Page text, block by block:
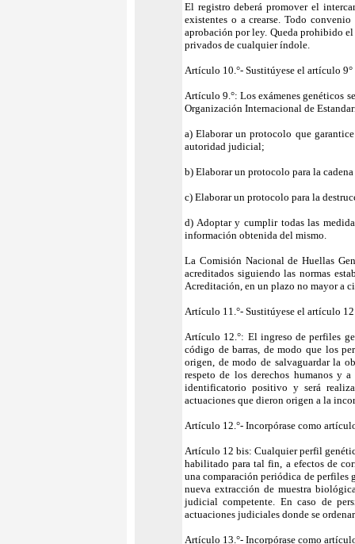
El registro deberá promover el
existentes o a crearse. Todo
aprobación por ley. Queda prohibido
privados de cualquier índole.
Artículo 10.°- Sustitúyese el artículo
Artículo 9.°: Los exámenes genéticos
Organización Internacional de
a) Elaborar un protocolo que
autoridad judicial;
b) Elaborar un protocolo para la
c) Elaborar un protocolo para la
d) Adoptar y cumplir todas las
información obtenida del mismo.
La Comisión Nacional de Huellas
acreditados siguiendo las normas
Acreditación, en un plazo no mayor a
Artículo 11.°- Sustitúyese el artículo
Artículo 12.°: El ingreso de perfiles
código de barras, de modo que los
origen, de modo de salvaguardar la
respeto de los derechos humanos y
identificatorio positivo y será
actuaciones que dieron origen a la
Artículo 12.°- Incorpórase como
Artículo 12 bis: Cualquier perfil
habilitado para tal fin, a efectos de
una comparación periódica de perfiles
nueva extracción de muestra
judicial competente. En caso de
actuaciones judiciales donde se
Artículo 13.°- Incorpórase como